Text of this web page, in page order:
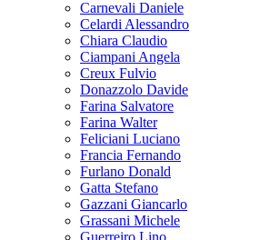
Carnevali Daniele
Celardi Alessandro
Chiara Claudio
Ciampani Angela
Creux Fulvio
Donazzolo Davide
Farina Salvatore
Farina Walter
Feliciani Luciano
Francia Fernando
Furlano Donald
Gatta Stefano
Gazzani Giancarlo
Grassani Michele
Guerreiro Lino